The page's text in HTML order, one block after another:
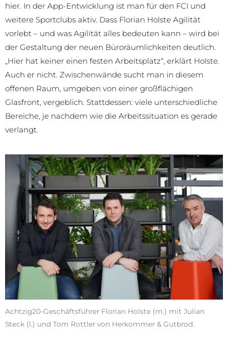
hier. In der App-Entwicklung ist man für den FCI und
weitere Sportclubs aktiv. Dass Florian Holste Agilität
vorlebt – und was Agilität alles bedeuten kann – wird bei
der Gestaltung der neuen Büroräumlichkeiten deutlich.
„Hier hat keiner einen festen Arbeitsplatz“, erklärt Holste.
Auch er nicht. Zwischenwände sucht man in diesem
offenen Raum, umgeben von einer großflächigen
Glasfront, vergeblich. Stattdessen: viele unterschiedliche
Bereiche, je nachdem wie die Arbeitssituation es gerade
verlangt.
Achtzig20-Geschäftsführer Florian Holste (m.) mit Julian
Steck (l.) und Tom Rottler von Herkommer & Gutbrod.